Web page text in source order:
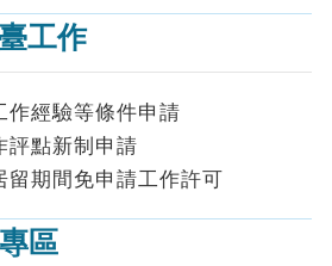
工作
作經驗等條件申請
評點新制申請
留期間免申請工作許可
區